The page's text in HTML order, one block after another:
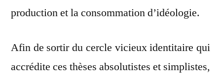
production et la consommation d’idéologie.
Afin de sortir du cercle vicieux identitaire qui
accrédite ces thèses absolutistes et simplistes,